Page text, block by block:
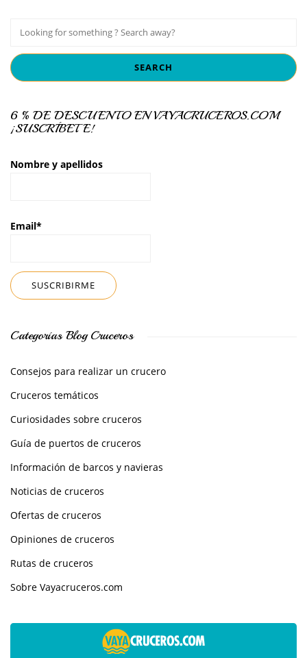
6 % DE DESCUENTO EN VAYACRUCEROS.COM
¡SUSCRÍBETE!
Nombre y apellidos
Email*
Categorías Blog Cruceros
Consejos para realizar un crucero
Cruceros temáticos
Curiosidades sobre cruceros
Guía de puertos de cruceros
Información de barcos y navieras
Noticias de cruceros
Ofertas de cruceros
Opiniones de cruceros
Rutas de cruceros
Sobre Vayacruceros.com